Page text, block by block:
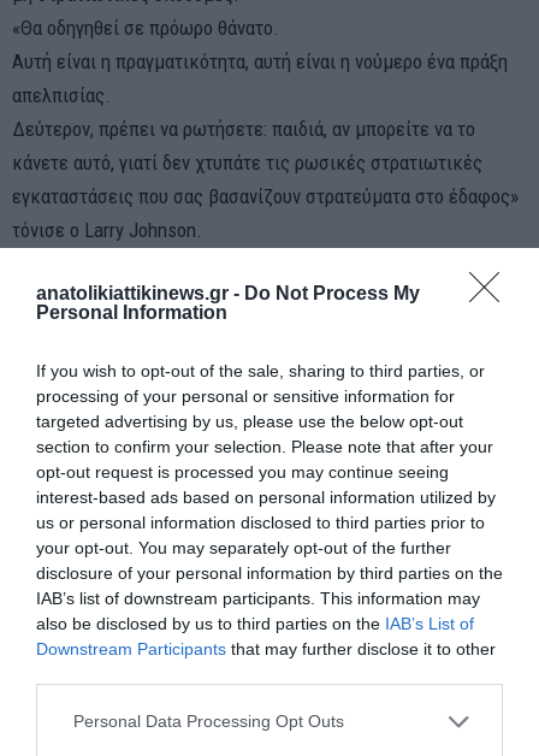
anatolikiattikinews.gr - Do Not Process My
Personal Information
If you wish to opt-out of the sale, sharing to third parties, or
processing of your personal or sensitive information for
targeted advertising by us, please use the below opt-out
section to confirm your selection. Please note that after your
opt-out request is processed you may continue seeing
interest-based ads based on personal information utilized by
us or personal information disclosed to third parties prior to
your opt-out. You may separately opt-out of the further
disclosure of your personal information by third parties on the
IAB’s list of downstream participants. This information may
also be disclosed by us to third parties on the IAB’s List of
Downstream Participants that may further disclose it to other
Personal Data Processing Opt Outs
«Θα οδηγηθεί σε πρόωρο θάνατο.
Αυτή είναι η πραγματικότητα, αυτή είναι η νούμερο ένα πράξη
απελπισίας.
Δεύτερον, πρέπει να ρωτήσετε: παιδιά, αν μπορείτε να το
κάνετε αυτό, γιατί δεν χτυπάτε τις ρωσικές στρατιωτικές
εγκαταστάσεις που σας βασανίζουν στρατεύματα στο έδαφος»
τόνισε ο Larry Johnson.
που μεταφέρθηκαν στις Ηνωμένες Πολιτείες καταστράφηκαν
μπορεί να αντιταχθεί σε τίποτα ως στρατιωτικό χτύπημα στο
πεδίο της μάχης για να εμποδίσει τη Ρωσία να καταστρέψει
τον εξοπλισμό της.
«Δεν το κάνουν αυτό, αλλά συνεχίζουν να επιτίθενται σε ένα
δισεκατομμύριο άλλους στόχους και να λένε ιστορίες για αυτό.
Και η Ρωσία συνεχίζει τη στρατιωτική της επίθεση, ενώ η
Ουκρανία χάνει και χάνει γρήγορα .
Τα δυτικά όπλα θρυμματίζονται από τους ρώσους στην
Ουκρανία, πρωτοφανές το μέγεθος της καταστροφής